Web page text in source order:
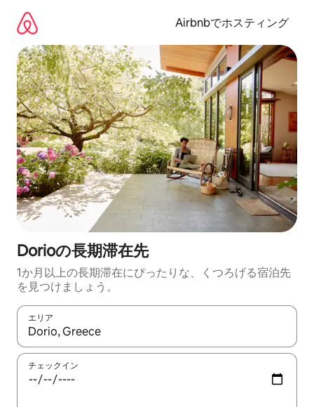
Airbnbでホスティング
Dorioの長期滞在先
1か月以上の長期滞在にぴったりな、くつろげる宿泊先
を見つけましょう。
エリア
検索結果が表示されたら、上下の矢印キーを使って移動するか
チェックイン